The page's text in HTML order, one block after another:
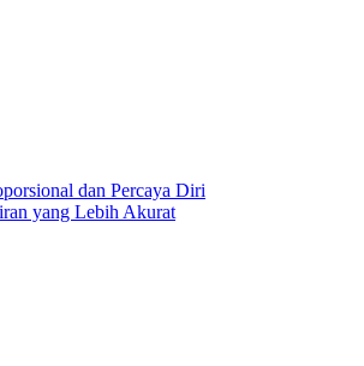
dan Percaya Diri
yang Lebih Akurat